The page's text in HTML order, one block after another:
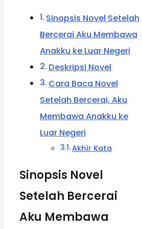
Sinopsis Novel Setelah
Bercerai Aku Membawa
Anakku ke Luar Negeri
Deskripsi Novel
Cara Baca Novel
Setelah Bercerai, Aku
Membawa Anakku ke
Luar Negeri
Akhir Kata
Sinopsis Novel
Setelah Bercerai
Aku Membawa